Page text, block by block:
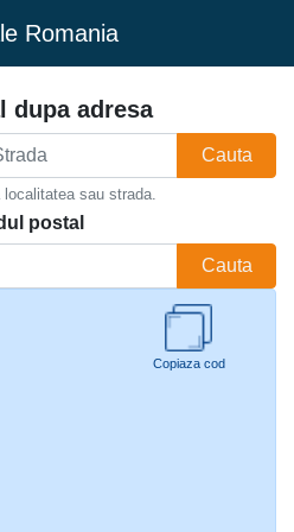
Romania
dupa adresa
Cauta
sau strada.
postal
Cauta
Copiaza cod